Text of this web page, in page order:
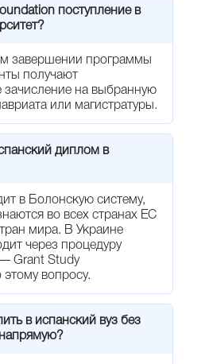
поступление в
завершении программы
получают
зачисление на выбранную
или магистратуры.
диплом в
в Болонскую систему,
во всех странах ЕС
мира. В Украине
через процедуру
Grant Study
этому вопросу.
в испанский вуз без